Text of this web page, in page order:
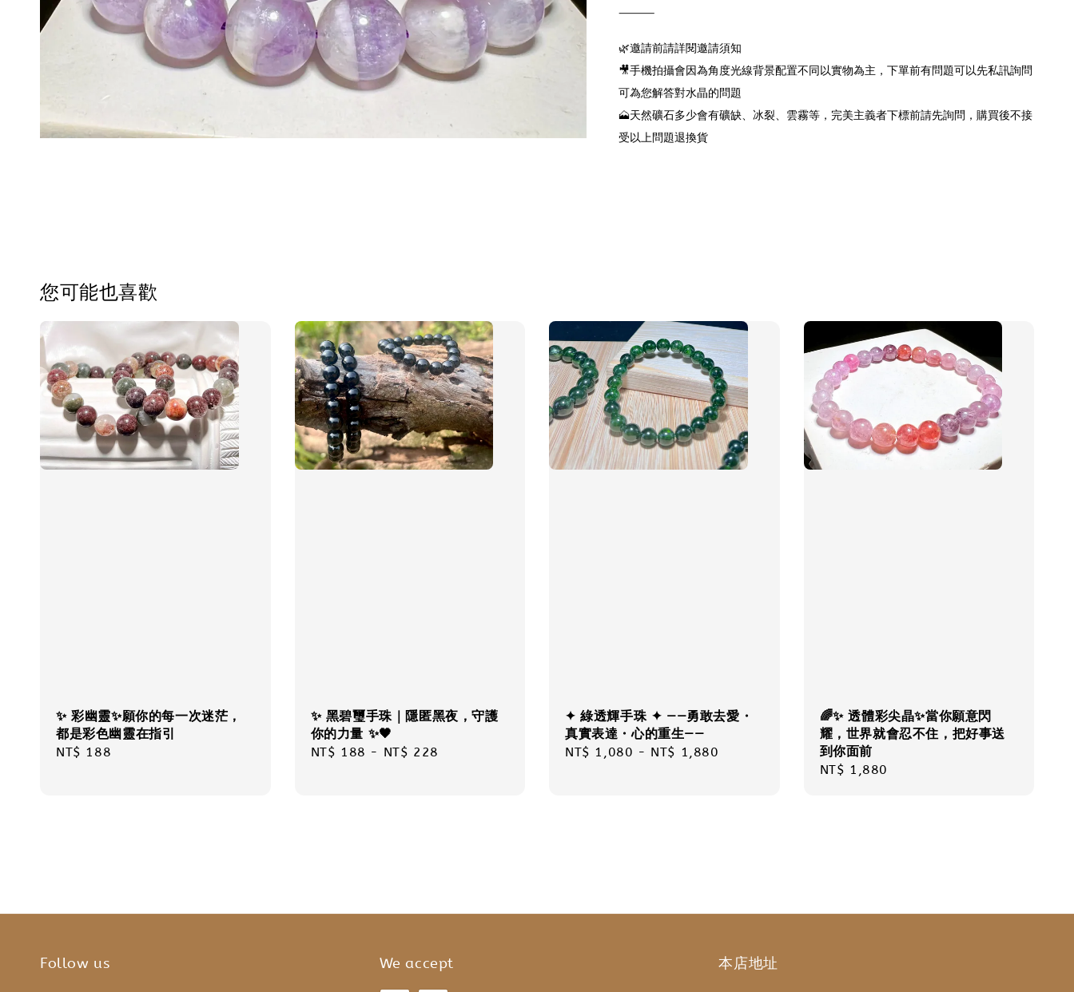
⸻
🌿邀請前請詳閱邀請須知
🎥手機拍攝會因為角度光線背景配置不同以實物為主，下單前有問題可以先私訊詢問
可為您解答對水晶的問題
🗻天然礦石多少會有礦缺、冰裂、雲霧等，完美主義者下標前請先詢問，購買後不接
受以上問題退換貨
您可能也喜歡
✨ 彩幽靈✨願你的每一次迷茫，
都是彩色幽靈在指引
Regular
NT$ 188
✨ 黑碧璽手珠｜隱匿黑夜，守護
你的力量 ✨🖤
Regular
NT$ 188 - NT$ 228
✦ 綠透輝手珠 ✦ ——勇敢去愛・
真實表達・心的重生——
Regular
NT$ 1,080 - NT$ 1,880
🌈✨ 透體彩尖晶✨當你願意閃
耀，世界就會忍不住，把好事送
到你面前
Regular
NT$ 1,880
Follow us We accept 本店地址